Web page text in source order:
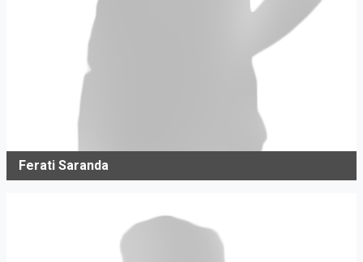
Ferati Saranda